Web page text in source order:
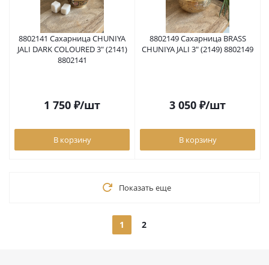
8802141 Сахарница CHUNIYA
JALI DARK COLOURED 3" (2141)
8802141
1 750 ₽/шт
В корзину
8802149 Сахарница BRASS
CHUNIYA JALI 3" (2149) 8802149
3 050 ₽/шт
В корзину
Показать еще
1 2